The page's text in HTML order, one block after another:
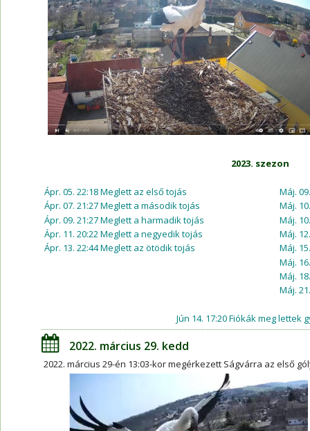
2022. március 29. kedd
2022. március 29-én 13:03-kor megérkezett Ságvárra az első
2023. szezon
Ápr. 05. 22:18 Meglett az első tojás
Máj.
Ápr. 07. 21:27 Meglett a második tojás
Máj.
Ápr. 09. 21:27 Meglett a harmadik tojás
Máj.
Ápr. 11. 20:22 Meglett a negyedik tojás
Máj.
Ápr. 13. 22:44 Meglett az ötödik tojás
Máj.
Máj.
Máj.
Máj.
Jún 14. 17:20 Fiókák meg lettek